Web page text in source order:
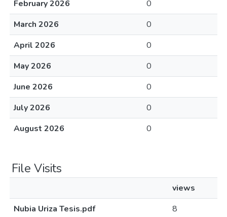
February 2026
0
March 2026
0
April 2026
0
May 2026
0
June 2026
0
July 2026
0
August 2026
0
File Visits
views
Nubia Uriza Tesis.pdf
8